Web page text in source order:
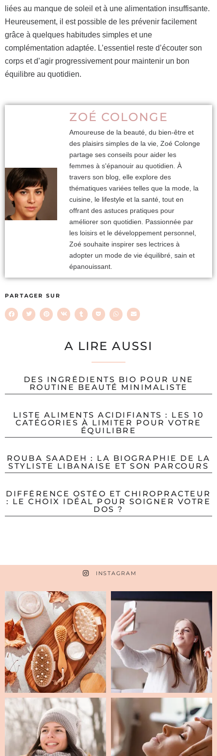
liées au manque de soleil et à une alimentation insuffisante.
Heureusement, il est possible de les prévenir facilement
grâce à quelques habitudes simples et une
complémentation adaptée. L’essentiel reste d’écouter son
corps et d’agir progressivement pour maintenir un bon
équilibre au quotidien.
ZOÉ COLONGE
Amoureuse de la beauté, du bien-être et
des plaisirs simples de la vie, Zoé Colonge
partage ses conseils pour aider les
femmes à s'épanouir au quotidien. À
travers son blog, elle explore des
thématiques variées telles que la mode, la
cuisine, le lifestyle et la santé, tout en
offrant des astuces pratiques pour
améliorer son quotidien. Passionnée par
les loisirs et le développement personnel,
Zoé souhaite inspirer ses lectrices à
adopter un mode de vie équilibré, sain et
épanouissant.
PARTAGER SUR
A LIRE AUSSI
DES INGRÉDIENTS BIO POUR UNE
ROUTINE BEAUTÉ MINIMALISTE
LISTE ALIMENTS ACIDIFIANTS : LES 10
CATÉGORIES À LIMITER POUR VOTRE
ÉQUILIBRE
ROUBA SAADEH : LA BIOGRAPHIE DE LA
STYLISTE LIBANAISE ET SON PARCOURS
DIFFÉRENCE OSTÉO ET CHIROPRACTEUR
: LE CHOIX IDÉAL POUR SOIGNER VOTRE
DOS ?
INSTAGRAM